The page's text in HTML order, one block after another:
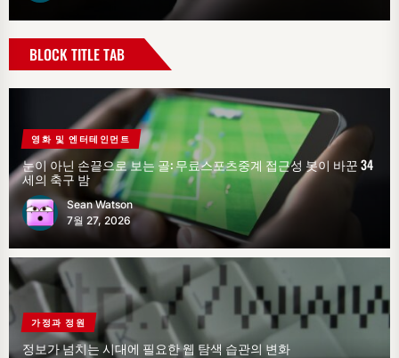
BLOCK TITLE TAB
영화 및 엔터테인먼트
눈이 아닌 손끝으로 보는 골: 무료스포츠중계 접근성 봇이 바꾼 34
세의 축구 밤
Sean Watson
7월 27, 2026
가정과 정원
정보가 넘치는 시대에 필요한 웹 탐색 습관의 변화